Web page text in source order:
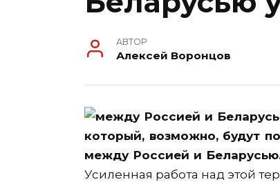
АВТОР
Алексей Воронцов
который, возможно, будут
между Россией и
Усиленная работа над этой